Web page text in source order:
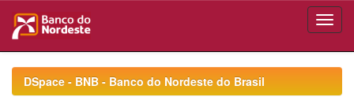
navigationDSpace - BNB - Banco do Nordeste do Brasil